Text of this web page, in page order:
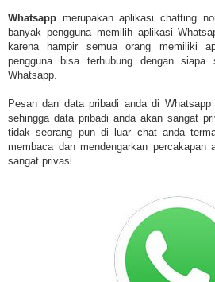
Whatsapp merupakan aplikasi chatting
banyak pengguna memilih aplikasi
karena hampir semua orang memiliki
pengguna bisa terhubung dengan siapa
Whatsapp.
Pesan dan data pribadi anda di Whatsapp
sehingga data pribadi anda akan sangat
tidak seorang pun di luar chat anda
membaca dan mendengarkan percakapan
sangat privasi.